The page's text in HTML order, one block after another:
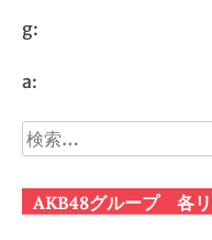
g:
a:
検
索:
AKB48グループ 各リ